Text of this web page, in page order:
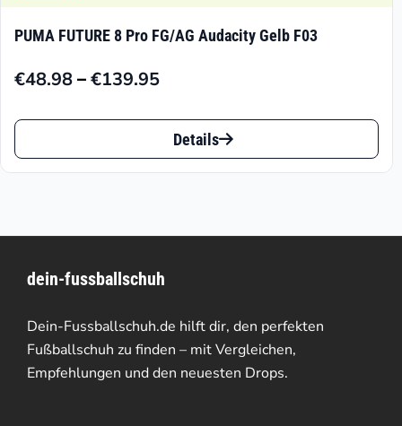
auf.
Die
Optionen
können
Produktseite
werden
PUMA FUTURE 8 Pro FG/AG Audacity Gelb F03
€48.98–€139.95
Preisspanne:
€48.98
€139.95
Dieses
Produkt
auf.
Die
Optionen
können
Details
dein-fussballschuh
Dein-Fussballschuh.de hilft dir, den perfekten
Fußballschuh zu finden – mit Vergleichen,
Empfehlungen und den neuesten Drops.